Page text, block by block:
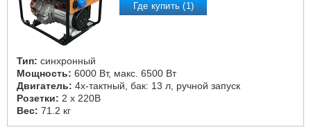
Где купить (1)
Тип: синхронный
Мощность: 6000 Вт, макс. 6500 Вт
Двигатель: 4х-тактный, бак: 13 л, ручной запуск
Розетки: 2 х 220В
Вес: 71.2 кг